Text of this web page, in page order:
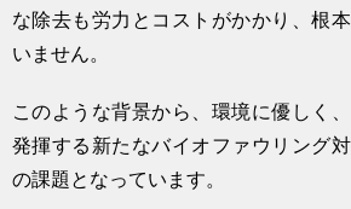
な除去も労力とコストがかかり、根
いません。
このような背景から、環境に優しく
発揮する新たなバイオファウリング
の課題となっています。